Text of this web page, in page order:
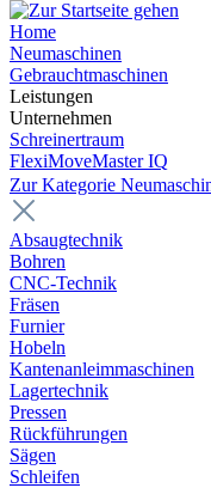
Home
Neumaschinen
Gebrauchtmaschinen
Leistungen
Unternehmen
Schreinertraum
FlexiMoveMaster IQ
Zur Kategorie
Absaugtechnik
Bohren
CNC-Technik
Fräsen
Furnier
Hobeln
Kantenanleimmaschinen
Lagertechnik
Pressen
Rückführungen
Sägen
Schleifen